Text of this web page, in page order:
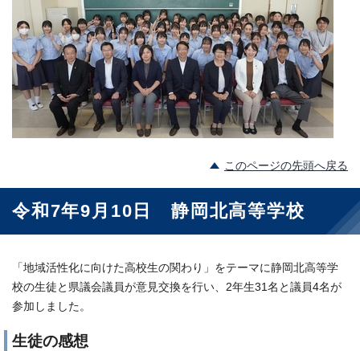
このページの先頭へ戻る
令和7年9月10日 静岡北高等学校
「地域活性化に向けた高校生の関わり」をテーマに静岡北高等学
校の生徒と県議会議員が意見交換を行い、2年生31名と議員4名が
参加しました。
生徒の感想